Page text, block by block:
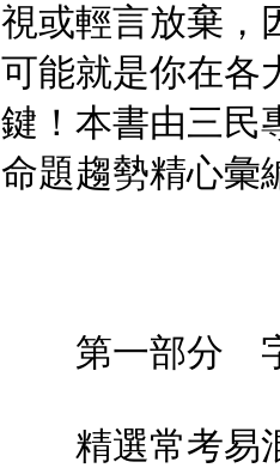
視或輕言放棄，
可能就是你在各
鍵！本書由三民
命題趨勢精心彙
第一部分 字
精選常考易混